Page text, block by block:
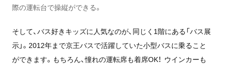
際の運転台で操縦ができる。
そして、バス好きキッズに人気なのが、同じく1階にある「バス展
示」。2012年まで京王バスで活躍していた小型バスに乗ること
ができます。もちろん、憧れの運転席も着席OK！ ウインカーも